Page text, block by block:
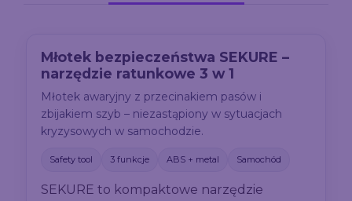
Młotek bezpieczeństwa SEKURE –
narzędzie ratunkowe 3 w 1
Młotek awaryjny z przecinakiem pasów i
zbijakiem szyb – niezastąpiony w sytuacjach
kryzysowych w samochodzie.
Safety tool 3 funkcje ABS + metal Samochód
SEKURE to kompaktowe narzędzie